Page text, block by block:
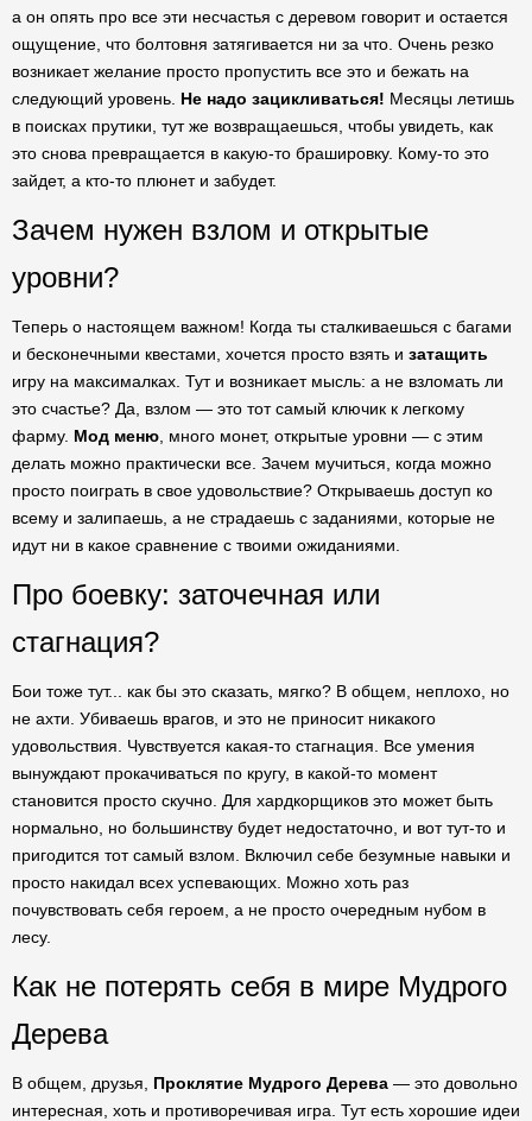
а он опять про все эти несчастья с деревом говорит и остается
ощущение, что болтовня затягивается ни за что. Очень резко
возникает желание просто пропустить все это и бежать на
следующий уровень. Не надо зацикливаться! Месяцы летишь
в поисках прутики, тут же возвращаешься, чтобы увидеть, как
это снова превращается в какую-то брашировку. Кому-то это
зайдет, а кто-то плюнет и забудет.
Зачем нужен взлом и открытые
уровни?
Теперь о настоящем важном! Когда ты сталкиваешься с багами
и бесконечными квестами, хочется просто взять и затащить
игру на максималках. Тут и возникает мысль: а не взломать ли
это счастье? Да, взлом — это тот самый ключик к легкому
фарму. Мод меню , много монет, открытые уровни — с этим
делать можно практически все. Зачем мучиться, когда можно
просто поиграть в свое удовольствие? Открываешь доступ ко
всему и залипаешь, а не страдаешь с заданиями, которые не
идут ни в какое сравнение с твоими ожиданиями.
Про боевку: заточечная или
стагнация?
Бои тоже тут... как бы это сказать, мягко? В общем, неплохо, но
не ахти. Убиваешь врагов, и это не приносит никакого
удовольствия. Чувствуется какая-то стагнация. Все умения
вынуждают прокачиваться по кругу, в какой-то момент
становится просто скучно. Для хардкорщиков это может быть
нормально, но большинству будет недостаточно, и вот тут-то и
пригодится тот самый взлом. Включил себе безумные навыки и
просто накидал всех успевающих. Можно хоть раз
почувствовать себя героем, а не просто очередным нубом в
лесу.
Как не потерять себя в мире Мудрого
Дерева
В общем, друзья, Проклятие Мудрого Дерева — это довольно
интересная, хоть и противоречивая игра. Тут есть хорошие идеи